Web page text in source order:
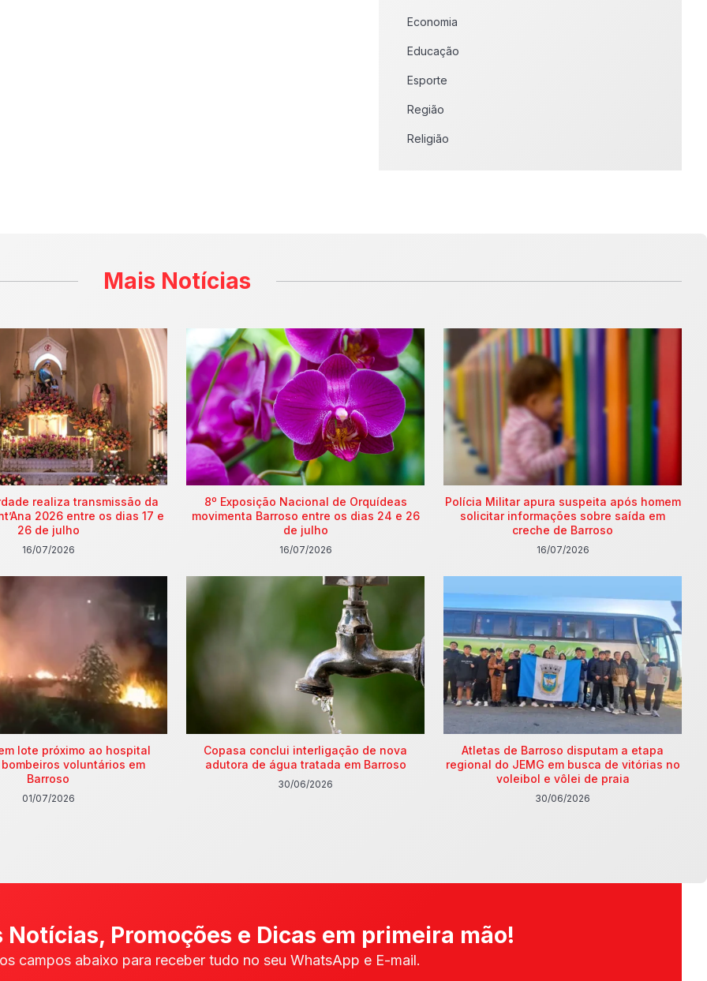
Economia
Educação
Esporte
Região
Religião
Mais Notícias
realiza transmissão da
2026 entre os dias 17 e
26 de julho
16/07/2026
8º Exposição Nacional de Orquídeas
movimenta Barroso entre os dias 24 e 26
de julho
16/07/2026
Polícia Militar apura suspeita após homem
solicitar informações sobre saída em
creche de Barroso
16/07/2026
lote próximo ao hospital
voluntários em
Barroso
01/07/2026
Copasa conclui interligação de nova
adutora de água tratada em Barroso
30/06/2026
Atletas de Barroso disputam a etapa
regional do JEMG em busca de vitórias no
voleibol e vôlei de praia
30/06/2026
Notícias, Promoções e Dicas em primeira mão!
campos abaixo para receber tudo no seu WhatsApp e E-mail.